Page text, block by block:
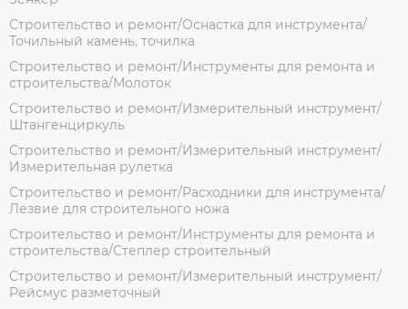
Строительство и ремонт/Оснастка для инструмента/
Точильный камень, точилка
Строительство и ремонт/Инструменты для ремонта и
строительства/Молоток
Строительство и ремонт/Измерительный инструмент/
Штангенциркуль
Строительство и ремонт/Измерительный инструмент/
Измерительная рулетка
Строительство и ремонт/Расходники для инструмента/
Лезвие для строительного ножа
Строительство и ремонт/Инструменты для ремонта и
строительства/Степлер строительный
Строительство и ремонт/Измерительный инструмент/
Рейсмус разметочный